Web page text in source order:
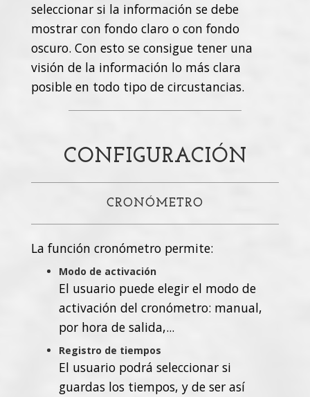
seleccionar si la información se debe
mostrar con fondo claro o con fondo
oscuro. Con esto se consigue tener una
visión de la información lo más clara
posible en todo tipo de circustancias.
CONFIGURACIÓN
CRONÓMETRO
La función cronómetro permite:
Modo de activación
El usuario puede elegir el modo de
activación del cronómetro: manual,
por hora de salida,...
Registro de tiempos
El usuario podrá seleccionar si
guardas los tiempos, y de ser así